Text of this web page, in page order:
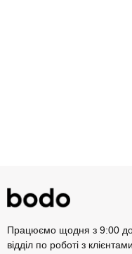
Працюємо щодня з 9:00 до
відділ по роботі з